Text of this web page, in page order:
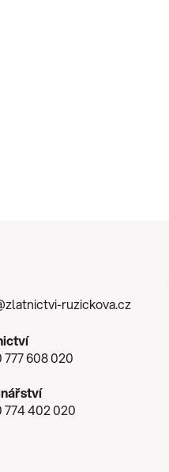
zlatnictvi-ruzickova.cz
777 608 020
774 402 020